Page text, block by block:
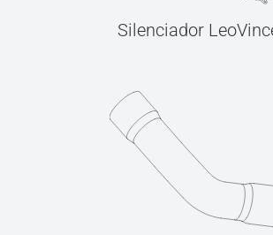
Silenciador